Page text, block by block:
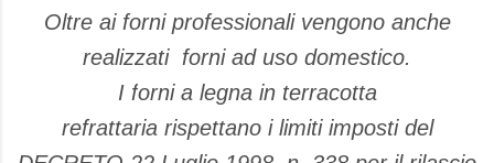
Oltre ai forni professionali vengono anche
realizzati forni ad uso domestico.
I forni a legna in terracotta
refrattaria rispettano i limiti imposti del